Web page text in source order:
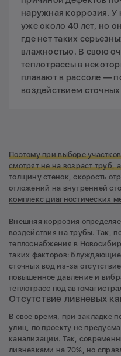
наружная коррозия. У
уже около 40 лет, но
где нет таких
влажностью. В свою
теплотрассы в
плавают в рассоле —
воздействием
Поэтому при выборе
смотрят не на возраст труб,
толщину стенок, скорость
отложений на внутренней
комплекс диагностических
Внешняя коррозия
воздействия на трубы. Так,
теплоснабжения в
таких факторов:
сточных вод из-за
повышенное давление и
теплотрасс под
Отсутствие ливневых
В свое время, при закладке
улиц, по проекту не
канализации. Так,
ливневками на 70%, но